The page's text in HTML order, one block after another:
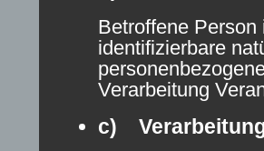
Betroffene
identifizierbare
Verarbeitung
c)